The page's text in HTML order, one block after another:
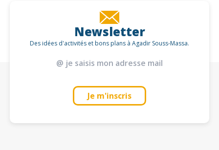
Newsletter
Des idées d'activités et bons plans à Agadir Souss-Massa.
Je m'inscris